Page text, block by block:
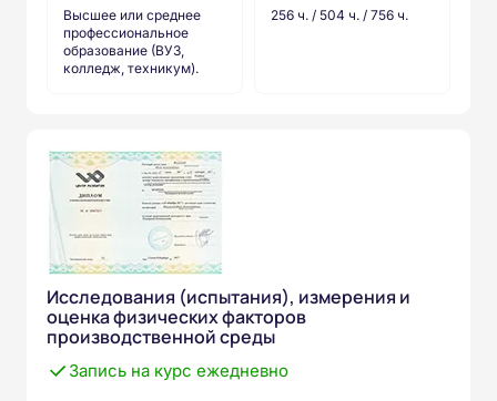
Высшее или среднее
профессиональное
образование (ВУЗ,
колледж, техникум).
256 ч. / 504 ч. / 756 ч.
Исследования (испытания), измерения и
оценка физических факторов
производственной среды
Запись на курс ежедневно